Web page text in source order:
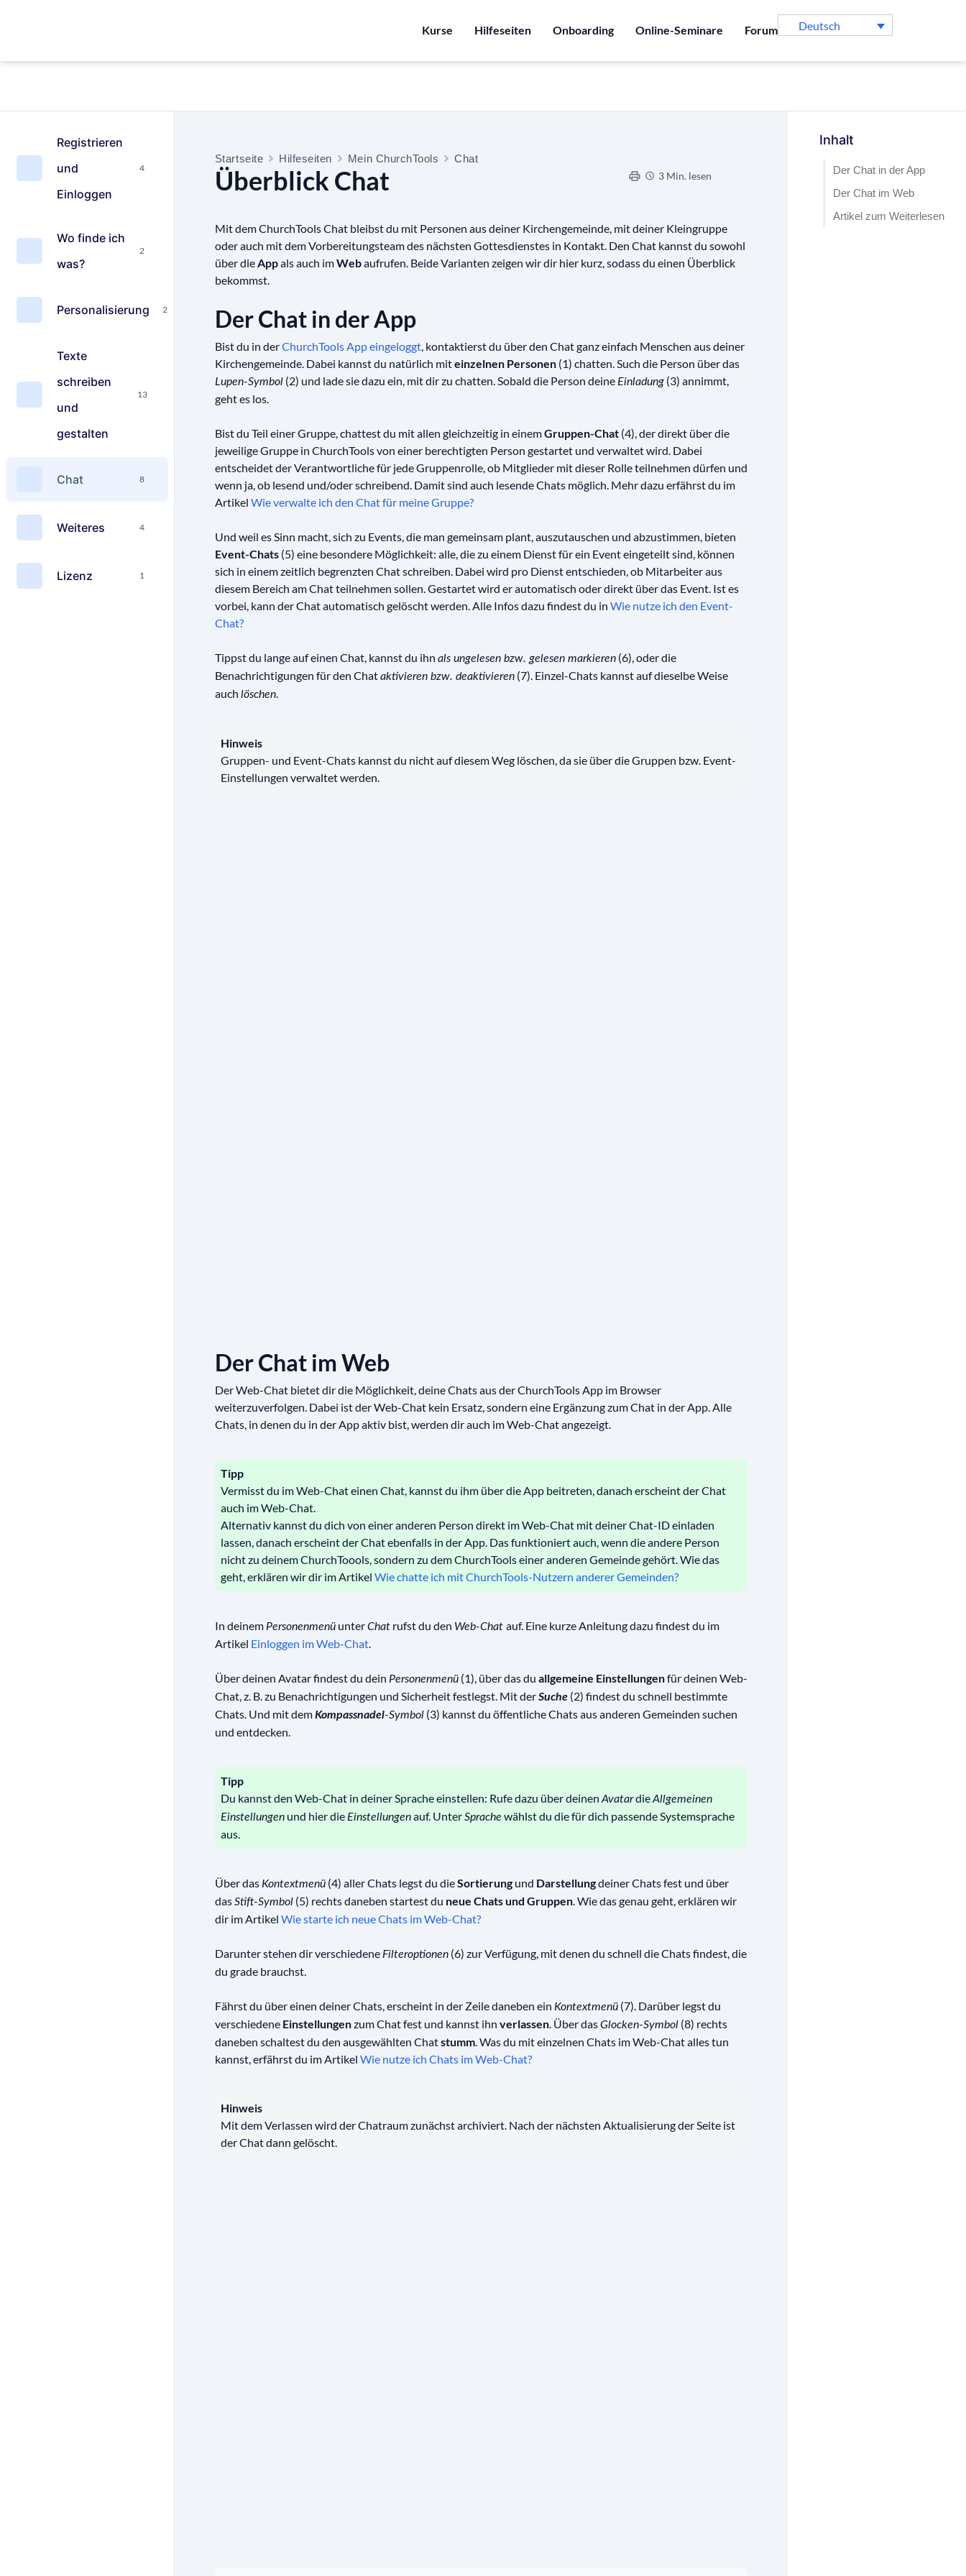
Kurse Hilfeseiten Onboarding Online-Seminare Forum Deutsch
Registrieren
und
Einloggen
4
Wo finde ich
was?
2
Personalisierung 2
Texte
schreiben
und
gestalten
13
Chat 8
Weiteres 4
Lizenz 1
Startseite Hilfeseiten Mein ChurchTools Chat
Überblick Chat 3 Min. lesen
Mit dem ChurchTools Chat bleibst du mit Personen aus deiner Kirchengemeinde, mit deiner Kleingruppe
oder auch mit dem Vorbereitungsteam des nächsten Gottesdienstes in Kontakt. Den Chat kannst du sowohl
über die Appals auch imWebaufrufen. Beide Varianten zeigen wir dir hier kurz, sodass du einen Überblick
bekommst.
Der Chat in der App
Bist du in derChurchTools App eingeloggt, kontaktierst du über den Chat ganz einfach Menschen aus deiner
Kirchengemeinde. Dabei kannst du natürlich miteinzelnen Personen(1) chatten. Such die Person über das
Lupen-Symbol(2) und lade sie dazu ein, mit dir zu chatten. Sobald die Person deine Einladung(3) annimmt,
geht es los.
Bist du Teil einer Gruppe, chattest du mit allen gleichzeitig in einemGruppen-Chat(4), der direkt über die
jeweilige Gruppe in ChurchTools von einer berechtigten Person gestartet und verwaltet wird. Dabei
entscheidet der Verantwortliche für jede Gruppenrolle, ob Mitglieder mit dieser Rolle teilnehmen dürfen und
wenn ja, ob lesend und/oder schreibend. Damit sind auch lesende Chats möglich. Mehr dazu erfährst du im
Artikel Wie verwalte ich den Chat für meine Gruppe?
Und weil es Sinn macht, sich zu Events, die man gemeinsam plant, auszutauschen und abzustimmen, bieten
Event-Chats(5) eine besondere Möglichkeit: alle, die zu einem Dienst für ein Event eingeteilt sind, können
sich in einem zeitlich begrenzten Chat schreiben. Dabei wird pro Dienst entschieden, ob Mitarbeiter aus
diesem Bereich am Chat teilnehmen sollen. Gestartet wird er automatisch oder direkt über das Event. Ist es
vorbei, kann der Chat automatisch gelöscht werden. Alle Infos dazu findest du in Wie nutze ich den Event-
Chat?
Tippst du lange auf einen Chat, kannst du ihn als ungelesen bzw. gelesen markieren(6), oder die
Benachrichtigungen für den Chataktivieren bzw. deaktivieren(7). Einzel-Chats kannst auf dieselbe Weise
auch löschen.
Hinweis
Gruppen- und Event-Chats kannst du nicht auf diesem Weg löschen, da sie über die Gruppen bzw. Event-
Einstellungen verwaltet werden.
Der Chat im Web
Der Web-Chat bietet dir die Möglichkeit, deine Chats aus der ChurchTools App im Browser
weiterzuverfolgen. Dabei ist der Web-Chat kein Ersatz, sondern eine Ergänzung zum Chat in der App. Alle
Chats, in denen du in der App aktiv bist, werden dir auch im Web-Chat angezeigt.
Tipp
Vermisst du im Web-Chat einen Chat, kannst du ihm über die App beitreten, danach erscheint der Chat
auch im Web-Chat.
Alternativ kannst du dich von einer anderen Person direkt im Web-Chat mit deiner Chat-ID einladen
lassen, danach erscheint der Chat ebenfalls in der App. Das funktioniert auch, wenn die andere Person
nicht zu deinem ChurchToools, sondern zu dem ChurchTools einer anderen Gemeinde gehört. Wie das
geht, erklären wir dir im Artikel Wie chatte ich mit ChurchTools-Nutzern anderer Gemeinden?
In deinem PersonenmenüunterChatrufst du den Web-Chat auf. Eine kurze Anleitung dazu findest du im
Artikel Einloggen im Web-Chat.
Über deinen Avatar findest du dein Personenmenü(1), über das du allgemeine Einstellungenfür deinen Web-
Chat, z. B. zu Benachrichtigungen und Sicherheit festlegst. Mit derSuche(2) findest du schnell bestimmte
Chats. Und mit demKompassnadel-Symbol(3) kannst du öffentliche Chats aus anderen Gemeinden suchen
und entdecken.
Tipp
Du kannst den Web-Chat in deiner Sprache einstellen: Rufe dazu über deinen AvatardieAllgemeinen
Einstellungenund hier die Einstellungenauf. UnterSprache wählst du die für dich passende Systemsprache
aus.
Über das Kontextmenü(4) aller Chats legst du dieSortierungund Darstellungdeiner Chats fest und über
dasStift-Symbol(5) rechts daneben startest du neue Chats und Gruppen. Wie das genau geht, erklären wir
dir im Artikel Wie starte ich neue Chats im Web-Chat?
Darunter stehen dir verschiedene Filteroptionen(6) zur Verfügung, mit denen du schnell die Chats findest, die
du grade brauchst.
Fährst du über einen deiner Chats, erscheint in der Zeile daneben ein Kontextmenü(7). Darüber legst du
verschiedene Einstellungenzum Chat fest und kannst ihn verlassen. Über dasGlocken-Symbol(8) rechts
daneben schaltest du den ausgewählten Chatstumm. Was du mit einzelnen Chats im Web-Chat alles tun
kannst, erfährst du im Artikel Wie nutze ich Chats im Web-Chat?
Hinweis
Mit dem Verlassen wird der Chatraum zunächst archiviert. Nach der nächsten Aktualisierung der Seite ist
der Chat dann gelöscht.
Inhalt
Der Chat in der App
Der Chat im Web
Artikel zum Weiterlesen